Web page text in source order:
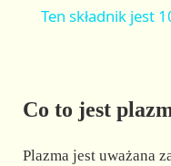
Ten składnik jest
Co to jest
Plazma jest uważana